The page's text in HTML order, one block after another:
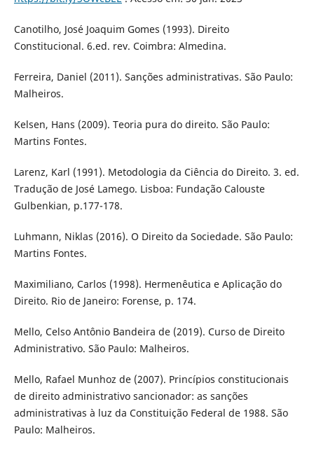
Canotilho, José Joaquim Gomes (1993). Direito
Constitucional. 6.ed. rev. Coimbra: Almedina.
Ferreira, Daniel (2011). Sanções administrativas. São Paulo:
Malheiros.
Kelsen, Hans (2009). Teoria pura do direito. São Paulo:
Martins Fontes.
Larenz, Karl (1991). Metodologia da Ciência do Direito. 3. ed.
Tradução de José Lamego. Lisboa: Fundação Calouste
Gulbenkian, p.177-178.
Luhmann, Niklas (2016). O Direito da Sociedade. São Paulo:
Martins Fontes.
Maximiliano, Carlos (1998). Hermenêutica e Aplicação do
Direito. Rio de Janeiro: Forense, p. 174.
Mello, Celso Antônio Bandeira de (2019). Curso de Direito
Administrativo. São Paulo: Malheiros.
Mello, Rafael Munhoz de (2007). Princípios constitucionais
de direito administrativo sancionador: as sanções
administrativas à luz da Constituição Federal de 1988. São
Paulo: Malheiros.